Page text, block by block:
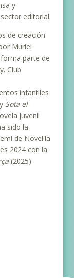
y
editorial.
de creación
Muriel
parte de
Club
infantiles
Sota el
juvenil
sido la
de Novel·la
2024 con la
(2025)